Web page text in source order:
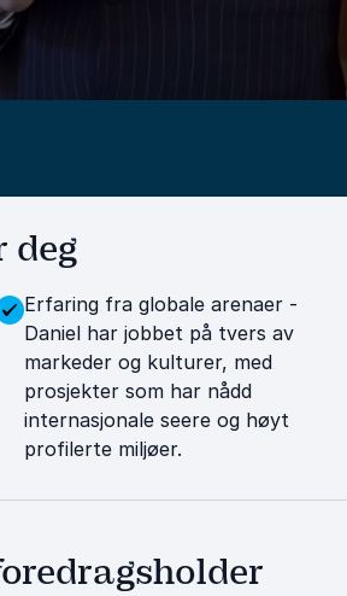
deg
Erfaring fra globale arenaer -
Daniel har jobbet på tvers av
markeder og kulturer, med
prosjekter som har nådd
internasjonale seere og høyt
profilerte miljøer.